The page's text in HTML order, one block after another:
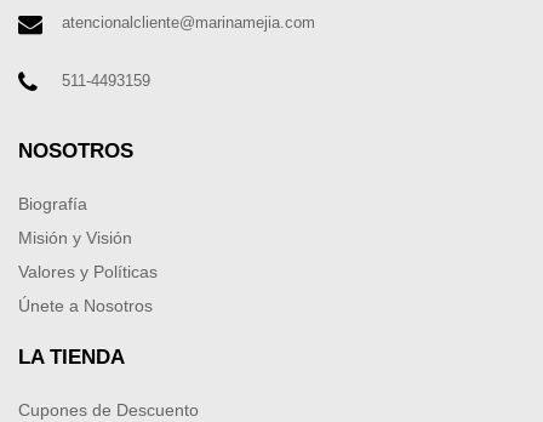
atencionalcliente@marinamejia.com
511-4493159
NOSOTROS
Biografía
Misión y Visión
Valores y Políticas
Únete a Nosotros
LA TIENDA
Cupones de Descuento